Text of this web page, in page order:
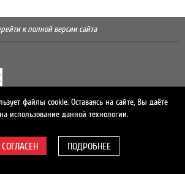
к полной версии сайта
файлы cookie. Оставаясь на сайте, Вы даёте
использование данной технологии.
ПОДРОБНЕЕ